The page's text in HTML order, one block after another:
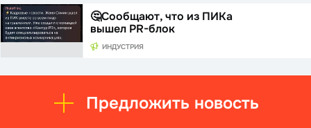
🤔Сообщают, что из ПИКа
вышел PR-блок
ИНДУСТРИЯ
Предложить новость